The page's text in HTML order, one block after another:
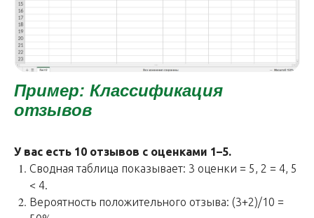
Пример: Классификация
отзывов
У вас есть 10 отзывов с оценками 1–5.
Сводная таблица показывает: 3 оценки = 5, 2 = 4, 5
< 4.
Вероятность положительного отзыва: (3+2)/10 =